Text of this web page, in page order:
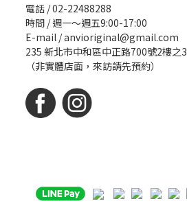
電話 / 02-22488288
時間 / 週一～週五9:00-17:00
E-mail / anvioriginal@gmail.com
235 新北市中和區中正路700號2樓之3
（非實體店面，來訪請先預約）